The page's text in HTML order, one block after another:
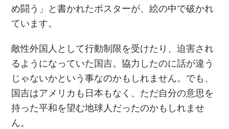
め闘う」と書かれたポスターが、絵の中で破かれ
ています。
敵性外国人として行動制限を受けたり、迫害され
るようになっていた国吉。協力したのに話が違う
じゃないかという事なのかもしれません。でも、
国吉はアメリカも日本もなく、ただ自分の意思を
持った平和を望む地球人だったのかもしれませ
ん。